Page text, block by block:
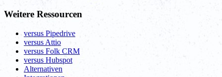
Weitere Ressourcen
versus Pipedrive
versus Attio
versus Folk CRM
versus Hubspot
Alternativen